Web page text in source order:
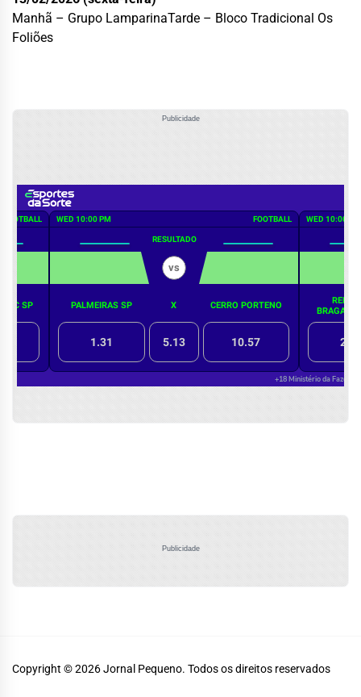
Manhã – Grupo LamparinaTarde – Bloco Tradicional Os
Foliões
Publicidade
Publicidade
Copyright © 2026Jornal Pequeno. Todos os direitos reservados